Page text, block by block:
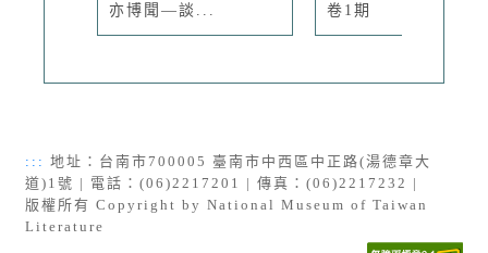
亦博聞—談...
卷1期
::: 地址：台南市700005 臺南市中西區中正路(湯德章大
道)1號 | 電話：(06)2217201 | 傳真：(06)2217232 |
版權所有 Copyright by National Museum of Taiwan
Literature